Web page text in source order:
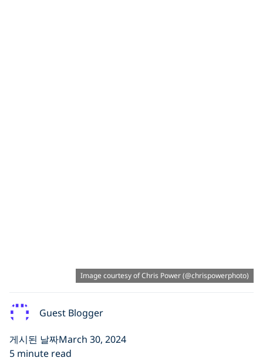
Image courtesy of Chris Power (@chrispowerphoto)
Guest Blogger
게시된 날짜March 30, 2024
5 minute read